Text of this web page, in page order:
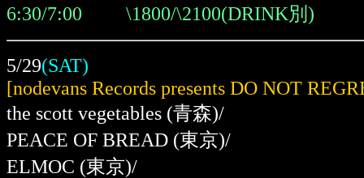
6:30/7:00 \1800/\2100(DRINK別)
5/29(SAT)
[nodevans Records presents DO NOT
the scott vegetables (青森)/
PEACE OF BREAD (東京)/
ELMOC (東京)/